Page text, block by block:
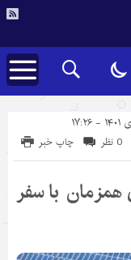
چاپ خبر 0 نظر
همزمان با سفر